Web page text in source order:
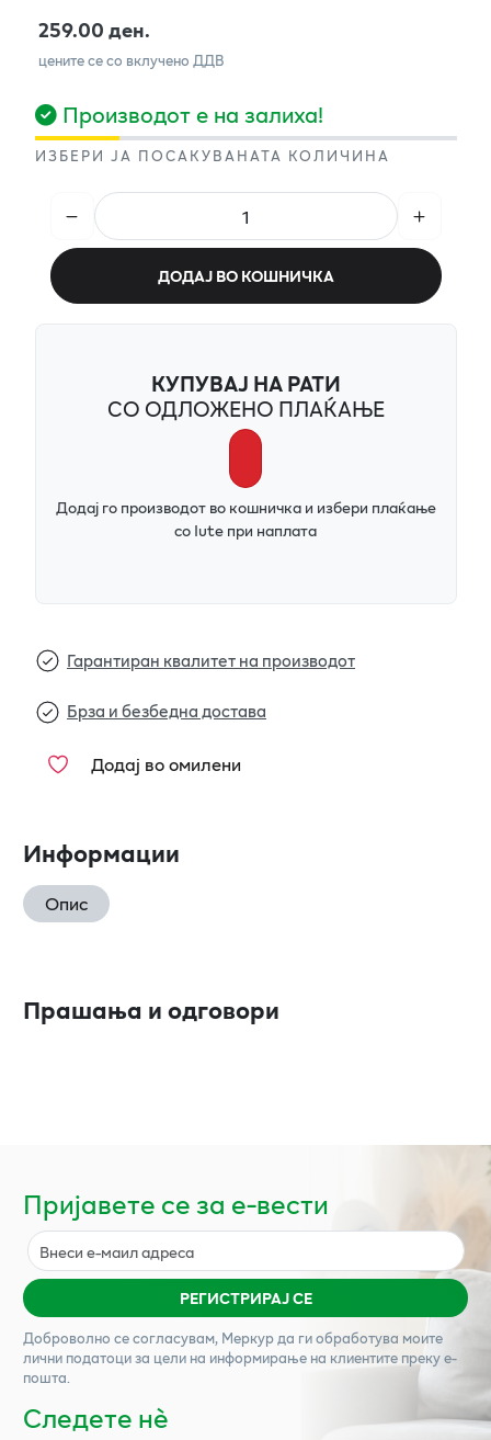
259.00 ден.
цените се со вклучено ДДВ
Производот е на залиха!
ИЗБЕРИ ЈА ПОСАКУВАНАТА КОЛИЧИНА
ДОДАЈ ВО КОШНИЧКА
КУПУВАЈ НА РАТИ
СО ОДЛОЖЕНО ПЛАЌАЊЕ
Додај го производот во кошничка и избери плаќање
со Iute при наплата
Гарантиран квалитет на производот
Брза и безбедна достава
Додај во омилени
Информации
Опис
Прашања и одговори
Пријавете се за е-вести
РЕГИСТРИРАЈ СЕ
Доброволно се согласувам, Меркурда ги обработува моите
лични податоци за цели на информирање на клиентите преку е-
пошта.
Следете нѐ